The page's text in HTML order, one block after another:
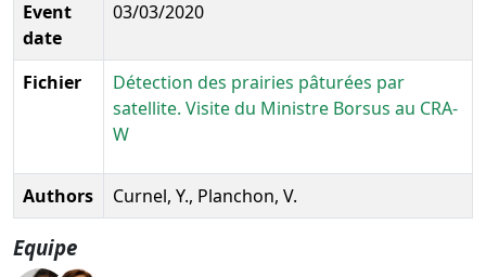
Event
date
03/03/2020
Fichier
Détection des prairies pâturées par
satellite. Visite du Ministre Borsus au CRA-
W
Authors Curnel, Y., Planchon, V.
Equipe